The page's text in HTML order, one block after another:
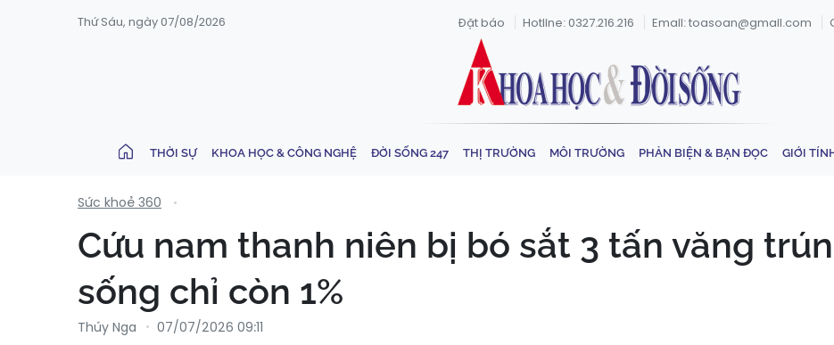
Thứ Sáu, ngày 07/08/2026 Đặt báo Hotline: 0327.216.216 Email: toasoan@gmail.com
THỜI SỰ KHOA HỌC & CÔNG NGHỆ ĐỜI SỐNG 247 THỊ TRƯỜNG MÔI TRƯỜNG PHẢN BIỆN & BẠN ĐỌC GIỚI
Sức khoẻ 360
Cứu nam thanh niên bị bó sắt 3 tấn văng
sống chỉ còn 1%
Thúy Nga 07/07/2026 09:11